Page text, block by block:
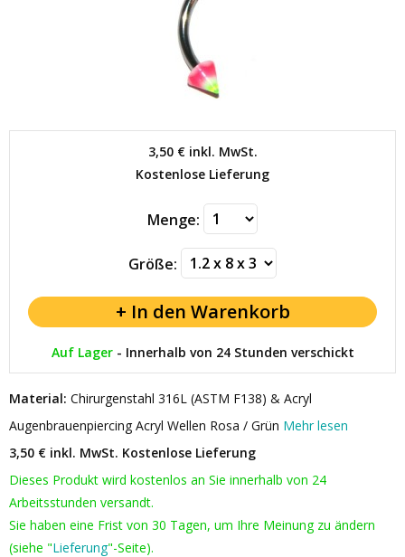
3,50 €inkl. MwSt.
Kostenlose Lieferung
Menge:
Größe:
Auf Lager- Innerhalb von 24 Stunden verschickt
Material: Chirurgenstahl 316L (ASTM F138) & Acryl
Augenbrauenpiercing Acryl Wellen Rosa / Grün Mehr lesen
3,50 € inkl. MwSt. Kostenlose Lieferung
Dieses Produkt wird kostenlos an Sie innerhalb von 24
Arbeitsstunden versandt.
Sie haben eine Frist von 30 Tagen, um Ihre Meinung zu ändern
(siehe "Lieferung"-Seite).